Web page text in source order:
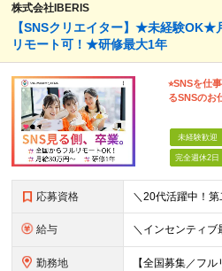
株式会社IBERIS
【SNSクリエイター】★未経験
リモート可！★研修最大1年
⭐︎SNSを仕
るSNSのお
未経験歓迎
完全週休2日
応募資格
給与
勤務地